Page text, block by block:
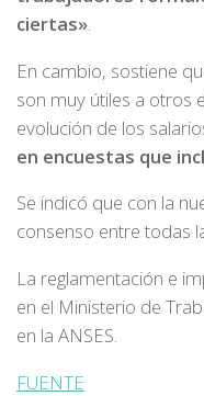
ciertas».
En cambio, sostiene
son muy útiles a otros
evolución de los
en encuestas que
Se indicó que con la
consenso entre todas
La reglamentación e
en el Ministerio de
en la ANSES.
FUENTE